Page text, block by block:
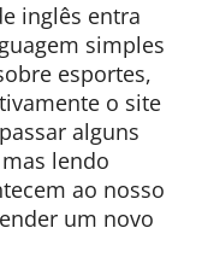
inglês entra
simples
esportes,
o site
alguns
lendo
ao nosso
um novo